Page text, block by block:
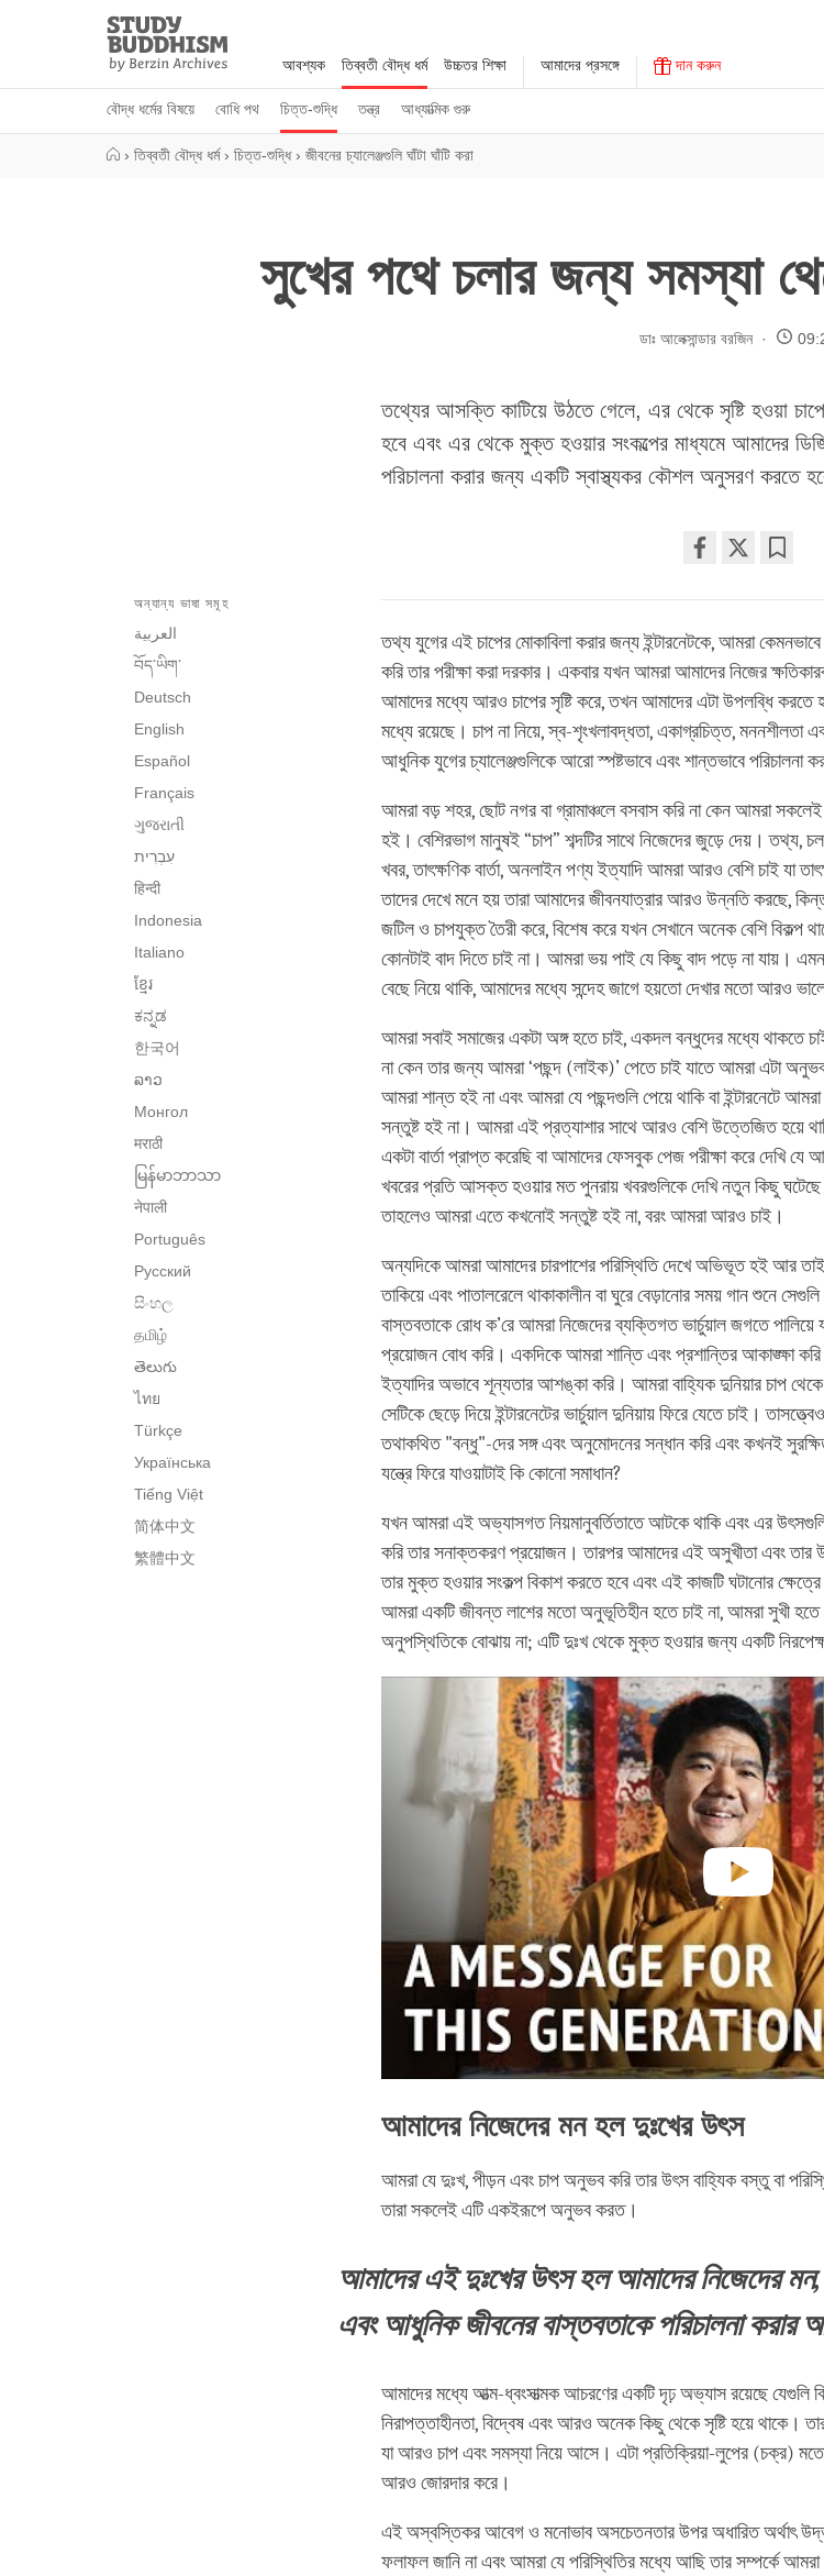
Study
Buddhism
Home
আবশ্যক তিব্বতী বৌদ্ধ ধর্ম
বৌদ্ধ ধর্মের বিষয়ে বোধি পথ চিত্ত-শুদ্ধি তন্ত্র আধ্যাত্মিক গুরু
উচ্চতর শিক্ষা আমাদের প্রসঙ্গে দান করুন
› তিব্বতী বৌদ্ধ ধর্ম › চিত্ত-শুদ্ধি › জীবনের চ্যালেঞ্জগুলি ঘাঁটা ঘাঁটি করা
সুখের পথে চলার জন্য সমস্যা
ডাঃ আলেক্সান্ডার বরজিন
তথ্যের আসক্তি কাটিয়ে উঠতে গেলে, এর থেকে সৃষ্টি হওয়া
হবে এবং এর থেকে মুক্ত হওয়ার সংকল্পের মাধ্যমে আমাদের
পরিচালনা করার জন্য একটি স্বাস্থ্যকর কৌশল অনুসরণ করতে
on
facebook
অন্যান্য ভাষা সমূহ
العربية
བོད་ཡིག་
Deutsch
English
Español
Français
ગુજરાતી
हिन्दी
Indonesia
Italiano
ខ្មែរ
ಕನ್ನಡ
한국어
ລາວ
Монгол
मराठी
မြန်မာဘာသာ
नेपाली
Português
Русский
සිංහල
தமிழ்
తెలుగు
ไทย
Türkçe
Українська
Tiếng Việt
简体中文
繁體中文
তথ্য যুগের এই চাপের মোকাবিলা করার জন্য ইন্টারনেটকে, আমরা কেমনভাবে
করি তার পরীক্ষা করা দরকার। একবার যখন আমরা আমাদের নিজের
আমাদের মধ্যে আরও চাপের সৃষ্টি করে, তখন আমাদের এটা উপলব্ধি করতে
মধ্যে রয়েছে। চাপ না নিয়ে, স্ব-শৃংখলাবদ্ধতা, একাগ্রচিত্ত, মননশীলতা
আধুনিক যুগের চ্যালেঞ্জগুলিকে আরো স্পষ্টভাবে এবং শান্তভাবে পরিচালনা
আমরা বড় শহর, ছোট নগর বা গ্রামাঞ্চলে বসবাস করি না কেন আমরা
হই। বেশিরভাগ মানুষই “চাপ” শব্দটির সাথে নিজেদের জুড়ে দেয়। তথ্য,
খবর, তাৎক্ষণিক বার্তা, অনলাইন পণ্য ইত্যাদি আমরা আরও বেশি চাই যা
তাদের দেখে মনে হয় তারা আমাদের জীবনযাত্রার আরও উন্নতি করছে,
জটিল ও চাপযুক্ত তৈরী করে, বিশেষ করে যখন সেখানে অনেক বেশি বিকল্প
কোনটাই বাদ দিতে চাই না। আমরা ভয় পাই যে কিছু বাদ পড়ে না যায়।
বেছে নিয়ে থাকি, আমাদের মধ্যে সন্দেহ জাগে হয়তো দেখার মতো আরও
আমরা সবাই সমাজের একটা অঙ্গ হতে চাই, একদল বন্ধুদের মধ্যে থাকতে
না কেন তার জন্য আমরা ‘পছন্দ (লাইক)’ পেতে চাই যাতে আমরা এটা
আমরা শান্ত হই না এবং আমরা যে পছন্দগুলি পেয়ে থাকি বা ইন্টারনেটে
সন্তুষ্ট হই না। আমরা এই প্রত্যাশার সাথে আরও বেশি উত্তেজিত‌ হয়ে
একটা বার্তা প্রাপ্ত করেছি বা আমাদের ফেসবুক পেজ পরীক্ষা করে দেখি যে
খবরের প্রতি আসক্ত হওয়ার মত পুনরায় খবরগুলিকে দেখি নতুন কিছু ঘটেছে
তাহলেও আমরা এতে কখনোই সন্তুষ্ট হই না, বরং আমরা আরও চাই।
অন্যদিকে আমরা আমাদের চারপাশের পরিস্থিতি দেখে অভিভূত হই আর
তাকিয়ে এবং পাতালরেলে থাকাকালীন বা ঘুরে বেড়ানোর সময় গান শুনে
বাস্তবতাকে রোধ ক’রে আমরা নিজেদের ব্যক্তিগত ভার্চুয়াল জগতে
প্রয়োজন বোধ করি। একদিকে আমরা শান্তি এবং প্রশান্তির আকাঙ্ক্ষা
ইত্যাদির অভাবে শূন্যতার আশঙ্কা করি। আমরা বাহ্যিক দুনিয়ার চাপ
সেটিকে ছেড়ে দিয়ে ইন্টারনেটের ভার্চুয়াল দুনিয়ায় ফিরে যেতে চাই।
তথাকথিত "বন্ধু"-দের সঙ্গ এবং অনুমোদনের সন্ধান করি এবং কখনই
যন্ত্রে ফিরে যাওয়াটাই কি কোনো সমাধান?
যখন আমরা এই অভ্যাসগত নিয়মানুবর্তিতাতে আটকে থাকি এবং এর
করি তার সনাক্তকরণ প্রয়োজন। তারপর আমাদের এই অসুখীতা এবং তার
তার মুক্ত হওয়ার সংকল্প বিকাশ করতে হবে এবং এই কাজটি ঘটানোর
আমরা একটি জীবন্ত লাশের মতো অনুভূতিহীন হতে চাই না, আমরা সুখী
অনুপস্থিতিকে বোঝায় না; এটি দুঃখ থেকে মুক্ত হওয়ার জন্য একটি
আমাদের নিজেদের মন হল দুঃখের উৎস
আমরা যে দুঃখ, পীড়ন এবং চাপ অনুভব করি তার উৎস বাহ্যিক বস্তু বা
তারা সকলেই এটি একইরূপে অনুভব করত।
আমাদের এই দুঃখের উৎস হল আমাদের নিজেদের
এবং আধুনিক জীবনের বাস্তবতাকে পরিচালনা করার
আমাদের মধ্যে আত্ম-ধ্বংসাত্মক আচরণের একটি দৃঢ় অভ্যাস রয়েছে যেগুলি
নিরাপত্তাহীনতা, বিদ্বেষ এবং আরও অনেক কিছু থেকে সৃষ্টি হয়ে থাকে।
যা আরও চাপ এবং সমস্যা নিয়ে আসে। এটা প্রতিক্রিয়া-লুপের (চক্র)
আরও জোরদার করে।
এই অস্বস্তিকর আবেগ ও মনোভাব অসচেতনতার উপর অধারিত অর্থাৎ
ফলাফল জানি না এবং আমরা যে পরিস্থিতির মধ্যে আছি তার সম্পর্কে